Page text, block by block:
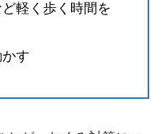
軽く歩く時間を
す